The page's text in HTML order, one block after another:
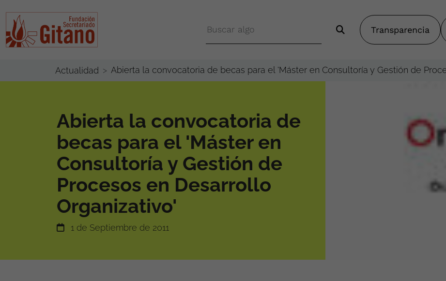
Transparencia
Actualidad Abierta la convocatoria de becas para el 'Máster en Consultoría y Gestión de
Abierta la convocatoria de
becas para el 'Máster en
Consultoría y Gestión de
Procesos en Desarrollo
Organizativo'
1 de Septiembre de 2011